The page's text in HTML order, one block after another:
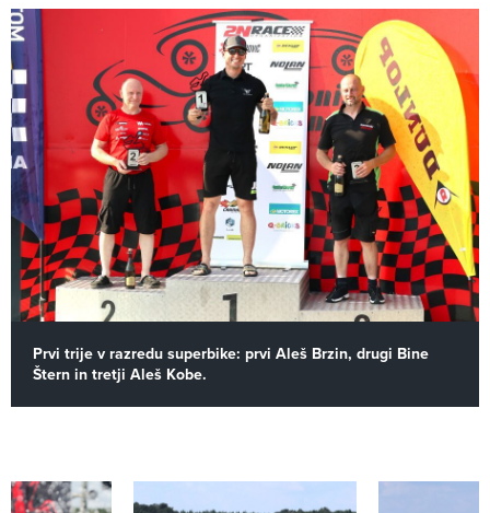
Prvi trije v razredu superbike: prvi Aleš Brzin, drugi Bine
Štern in tretji Aleš Kobe.